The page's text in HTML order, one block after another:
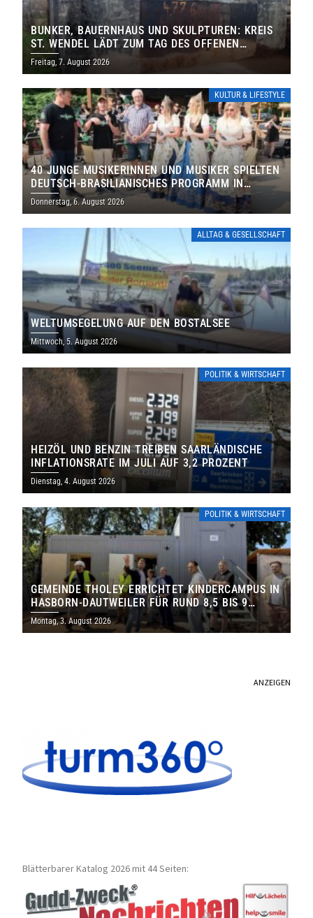
BUNKER, BAUERNHAUS UND SKULPTUREN: KREIS
ST. WENDEL LÄDT ZUM TAG DES OFFENEN
DENKMALS EIN
Freitag, 7. August 2026
KULTUR & LIFESTYLE
40 JUNGE MUSIKERINNEN UND MUSIKER SPIELTEN
DEUTSCH-BRASILIANISCHES PROGRAMM IN
THOLEY
Donnerstag, 6. August 2026
ALLTAG & GESELLSCHAFT
WELTUMSEGELUNG AUF DEN BOSTALSEE
Mittwoch, 5. August 2026
POLITIK & WIRTSCHAFT
HEIZÖL UND BENZIN TREIBEN SAARLÄNDISCHE
INFLATIONSRATE IM JULI AUF 3,2 PROZENT
Dienstag, 4. August 2026
POLITIK & WIRTSCHAFT
GEMEINDE THOLEY ERRICHTET KINDERCAMPUS IN
HASBORN-DAUTWEILER FÜR RUND 8,5 BIS 9
MILLIONEN EURO
Montag, 3. August 2026
ANZEIGEN
Blätterbarer Katalog 2026 mit 44 Seiten: